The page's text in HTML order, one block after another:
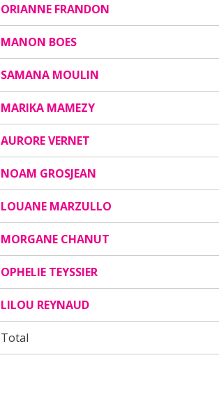
ORIANNE FRANDON
MANON BOES
SAMANA MOULIN
MARIKA MAMEZY
AURORE VERNET
NOAM GROSJEAN
LOUANE MARZULLO
MORGANE CHANUT
OPHELIE TEYSSIER
LILOU REYNAUD
Total